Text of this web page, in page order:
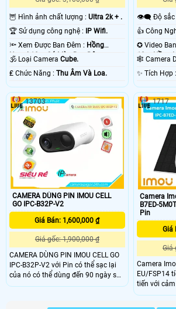
🦉 Hình ảnh chất lượng : Ultra 2k + .
🏆 Sử dụng công nghệ :
IP Wifi.
🔦 Xem Được Ban Đêm : Hồng
Ngoại 10m Có Màu Ban Ðêm.
🕉️ Loại Camera Cube.
️₤ Chức Năng : Thu Âm Và Loa.
👁️‍🗨 Độ
10m Hồng
🕸️ Camera
️✨
CAMERA DÙNG PIN IMOU CELL
GO IPC-B32P-V2
Giá Bán: 1,600,000 ₫
Giá gốc: 1,900,000 ₫
CAMERA DÙNG PIN IMOU CELL GO
IPC-B32P-V2 với Pin có thể sạc lại
của nó có thể dùng đến 90 ngày sau
một lần sạc. Công nghệ phát hiện
13703
Camera
B7ED-
Pin
Giá
Giá
Camera
EU/FSP14
tiến với cảm
phân giải
1717